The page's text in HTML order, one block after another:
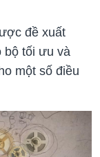
đề xuất
bộ tối ưu và
một số điều